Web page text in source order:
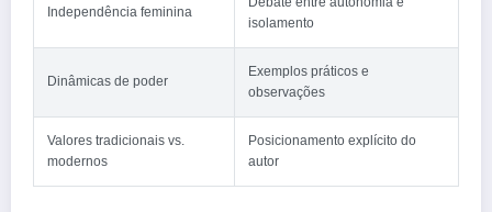
Independência feminina
isolamento
Dinâmicas de poder
Exemplos práticos e
observações
Valores tradicionais vs.
modernos
Posicionamento explícito do
autor